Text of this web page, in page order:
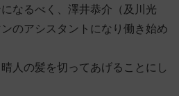
なるべく、澤井恭介（及川光
のアシスタントになり働き始め
人の髪を切ってあげることにし